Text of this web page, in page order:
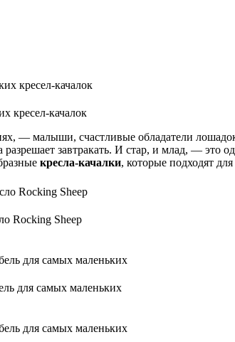
кресел-качалок
— малыши, счастливые обладатели
завтракать. И стар, и млад, — это
кресла-качалки, которые подходят
Rocking Sheep
для самых маленьких